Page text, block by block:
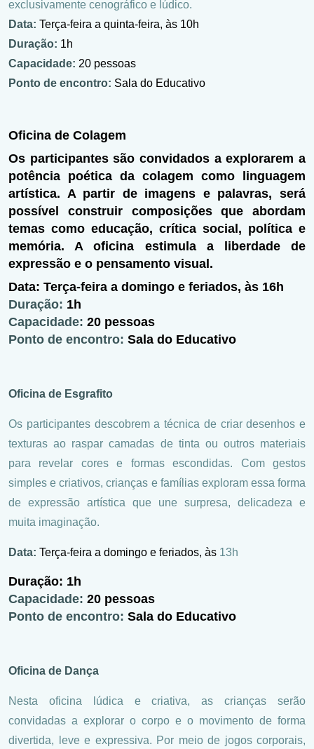
exclusivamente cenográfico e lúdico.
Data: Terça-feira a quinta-feira, às 10h
Duração: 1h
Capacidade: 20 pessoas
Ponto de encontro: Sala do Educativo
Oficina de Colagem
Os participantes são convidados a explorarem a
potência poética da colagem como linguagem
artística. A partir de imagens e palavras, será
possível construir composições que abordam
temas como educação, crítica social, política e
memória. A oficina estimula a liberdade de
expressão e o pensamento visual.
Data: Terça-feira a domingo e feriados, às 16h
Duração: 1h
Capacidade: 20 pessoas
Ponto de encontro: Sala do Educativo
Oficina de Esgrafito
Os participantes descobrem a técnica de criar desenhos e
texturas ao raspar camadas de tinta ou outros materiais
para revelar cores e formas escondidas. Com gestos
simples e criativos, crianças e famílias exploram essa forma
de expressão artística que une surpresa, delicadeza e
muita imaginação.
Data: Terça-feira a domingo e feriados, às 13h
Duração: 1h
Capacidade: 20 pessoas
Ponto de encontro: Sala do Educativo
Oficina de Dança
Nesta oficina lúdica e criativa, as crianças serão
convidadas a explorar o corpo e o movimento de forma
divertida, leve e expressiva. Por meio de jogos corporais,